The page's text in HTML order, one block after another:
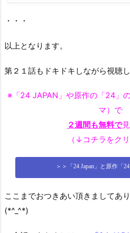
・・・
以上となります。
第２１話もドキドキしながら視聴
※「24 JAPAN」や原作の「24」
マ）で
２週間も無料で
（↓コチラをクリ
＞＞「24 Japan」と原作「
ここまでおつきあい頂きましてあ
(*^_^*)